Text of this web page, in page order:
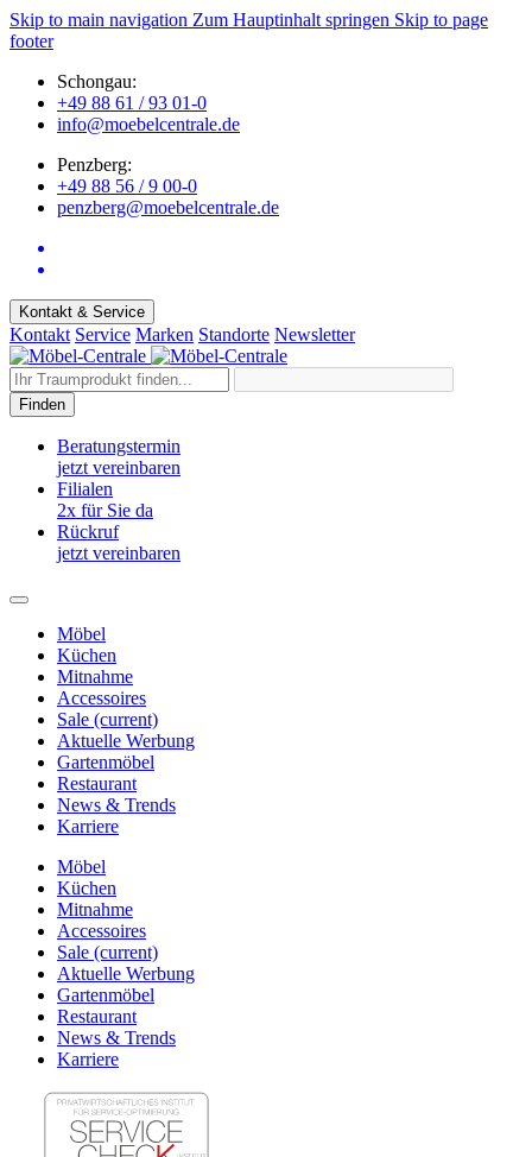
Skip to main navigation Zum Hauptinhalt springen Skip to page
footer
Schongau:
+49 88 61 / 93 01-0
info@moebelcentrale.de
Penzberg:
+49 88 56 / 9 00-0
penzberg@moebelcentrale.de
Kontakt & Service
Kontakt Service Marken Standorte Newsletter
Finden
Beratungstermin
jetzt vereinbaren
Filialen
2x für Sie da
Rückruf
jetzt vereinbaren
Möbel
Küchen
Mitnahme
Accessoires
Sale (current)
Aktuelle Werbung
Gartenmöbel
Restaurant
News & Trends
Karriere
Möbel
Küchen
Mitnahme
Accessoires
Sale (current)
Aktuelle Werbung
Gartenmöbel
Restaurant
News & Trends
Karriere